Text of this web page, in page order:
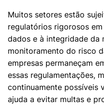
Muitos setores estão
regulatórios rigorosos
dados e à integridade da
monitoramento do risco
empresas permaneçam
essas regulamentações,
continuamente possíveis
ajuda a evitar multas e